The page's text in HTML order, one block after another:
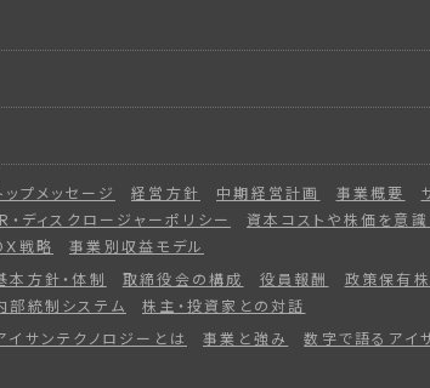
ップメッセージ 経営方針 中期経営計画 事業概要
・ディスクロージャーポリシー
資本コストや株価を意識
戦略
事業別収益モデル
本方針・体制 取締役会の構成 役員報酬 政策保有
部統制システム
株主・投資家との対話
イサンテクノロジーとは 事業と強み 数字で語るアイ